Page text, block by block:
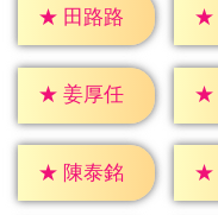
★ 田路路 ★
★ 姜厚任 ★
★ 陳泰銘 ★